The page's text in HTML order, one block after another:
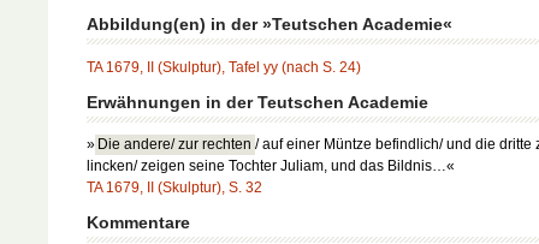
Abbildung(en) in der »Teutschen Academie«
TA 1679, II (Skulptur), Tafel yy (nach S. 24)
Erwähnungen in der Teutschen Academie
» Die andere/ zur rechten / auf einer Müntze befindlich/ und die dritte
lincken/ zeigen seine Tochter Juliam, und das Bildnis…«
TA 1679, II (Skulptur), S. 32
Kommentare